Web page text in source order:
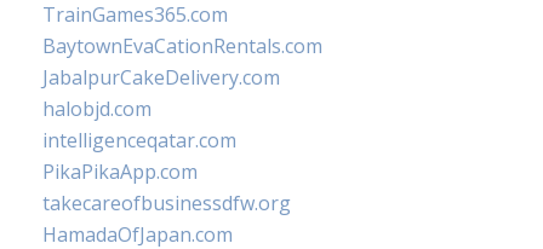
TrainGames365.com
BaytownEvaCationRentals.com
JabalpurCakeDelivery.com
halobjd.com
intelligenceqatar.com
PikaPikaApp.com
takecareofbusinessdfw.org
HamadaOfJapan.com